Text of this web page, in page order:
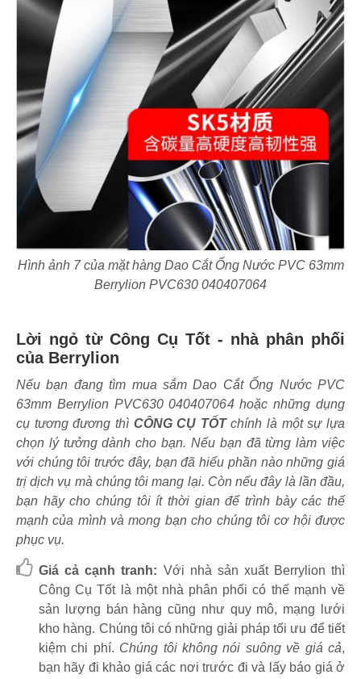
Hình ảnh 7 của mặt hàng Dao Cắt Ống Nước PVC 63mm
Berrylion PVC630 040407064
Lời ngỏ từ Công Cụ Tốt - nhà phân phối
của Berrylion
Nếu bạn đang tìm mua sắm Dao Cắt Ống Nước PVC
63mm Berrylion PVC630 040407064 hoặc những dụng
cụ tương đương thì CÔNG CỤ TỐTchính là một sự lựa
chọn lý tưởng dành cho bạn. Nếu bạn đã từng làm việc
với chúng tôi trước đây, bạn đã hiểu phần nào những giá
trị dịch vụ mà chúng tôi mang lại. Còn nếu đây là lần đầu,
bạn hãy cho chúng tôi ít thời gian để trình bày các thế
mạnh của mình và mong bạn cho chúng tôi cơ hội được
phục vụ.
Giá cả cạnh tranh: Với nhà sản xuất Berrylion thì
Công Cụ Tốt là một nhà phân phối có thế mạnh về
sản lượng bán hàng cũng như quy mô, mạng lưới
kho hàng. Chúng tôi có những giải pháp tối ưu để tiết
kiệm chi phí. Chúng tôi không nói suông về giá cả,
bạn hãy đi khảo giá các nơi trước đi và lấy báo giá ở